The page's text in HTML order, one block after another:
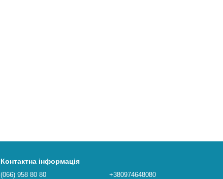
Контактна інформація
(066) 958 80 80 +380974648080